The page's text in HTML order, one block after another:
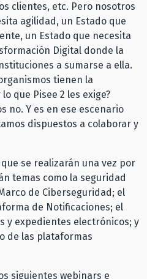
clientes, etc. Pero nosotros
agilidad, un Estado que
un Estado que necesita
Digital donde la
a sumarse a ella.
tienen la
que Pisee 2 les exige?
no. Y es en ese escenario
dispuestos a colaborar y
se realizarán una vez por
temas como la seguridad
de Ciberseguridad; el
de Notificaciones; el
y expedientes electrónicos; y
de las plataformas
siguientes webinars e